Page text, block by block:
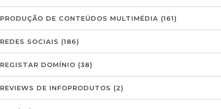
PRODUÇÃO DE CONTEÚDOS MULTIMÉDIA (161)
REDES SOCIAIS (186)
REGISTAR DOMÍNIO (38)
REVIEWS DE INFOPRODUTOS (2)